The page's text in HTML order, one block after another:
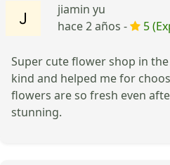
jiamin yu
hace 2 años -
5
Super cute flower shop in
kind and helped me for
flowers are so fresh even
stunning.